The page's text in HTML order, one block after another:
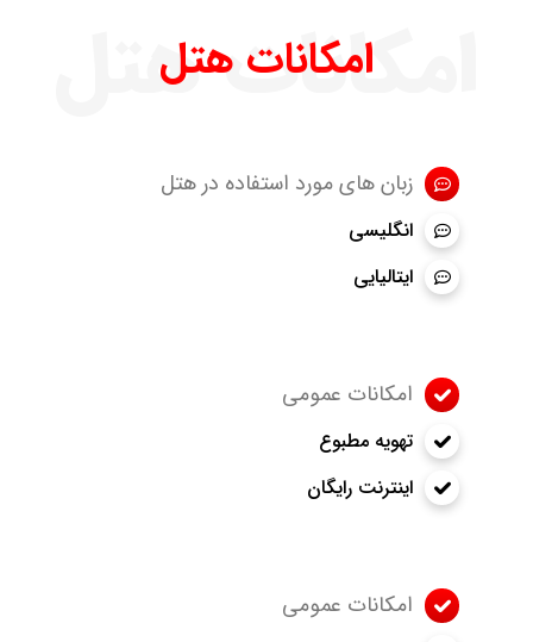
امکانات هتل
امکانات هتل
زبان های مورد استفاده در هتل
انگلیسی
ایتالیایی
امکانات عمومی
تهویه مطبوع
اینترنت رایگان
امکانات عمومی